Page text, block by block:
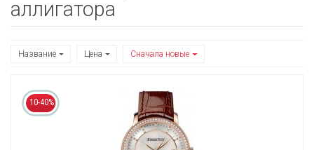
аллигатора
Название Цена Сначала новые
10-40%